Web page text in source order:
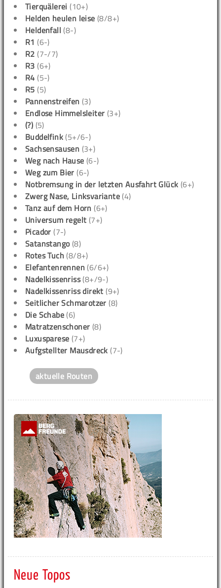
Tierquälerei (10+)
Helden heulen leise (8/8+)
Heldenfall (8-)
R1 (6-)
R2 (7-/7)
R3 (6+)
R4 (5-)
R5 (5)
Pannenstreifen (3)
Endlose Himmelsleiter (3+)
(?) (5)
Buddelfink (5+/6-)
Sachsensausen (3+)
Weg nach Hause (6-)
Weg zum Bier (6-)
Notbremsung in der letzten Ausfahrt Glück (6+)
Zwerg Nase, Linksvariante (4)
Tanz auf dem Horn (6+)
Universum regelt (7+)
Picador (7-)
Satanstango(8)
Rotes Tuch (8/8+)
Elefantenrennen (6/6+)
Nadelkissenriss(8+/9-)
Nadelkissenriss direkt (9+)
Seitlicher Schmarotzer (8)
Die Schabe (6)
Matratzenschoner (8)
Luxusparese (7+)
Aufgstellter Mausdreck (7-)
aktuelle Routen
Neue Topos